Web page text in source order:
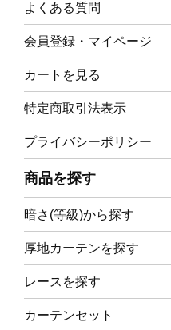
よくある質問
会員登録・マイページ
カートを見る
特定商取引法表示
プライバシーポリシー
商品を探す
暗さ(等級)から探す
厚地カーテンを探す
レースを探す
カーテンセット